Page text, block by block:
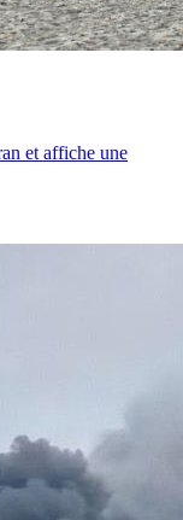
et affiche une